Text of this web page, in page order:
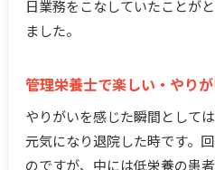
日業務をこなしていたことが
ました。
管理栄養士で楽しい・やり
やりがいを感じた瞬間として
元気になり退院した時です。
のですが、中には低栄養の患